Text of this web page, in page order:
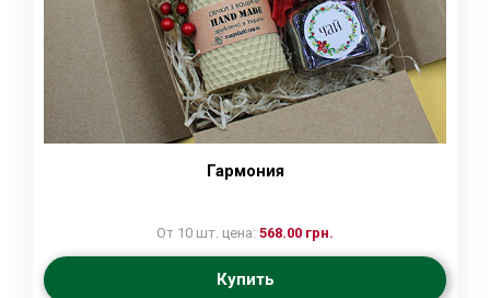
Гармония
От 10 шт. цена: 568.00 грн.
Купить